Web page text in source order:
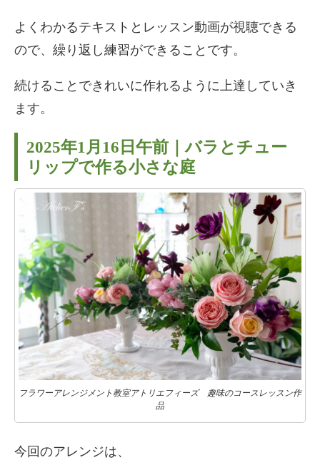
よくわかるテキストとレッスン動画が視聴できる
ので、繰り返し練習ができることです。
続けることできれいに作れるように上達していき
ます。
2025年1月16日午前｜バラとチュー
リップで作る小さな庭
フラワーアレンジメント教室アトリエフィーズ 趣味のコースレッスン作
品
今回のアレンジは、